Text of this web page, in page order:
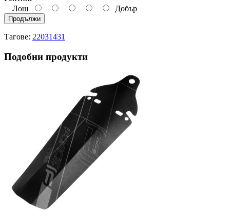
Лош
Добър
Продължи
Тагове: 22031431
Подобни продукти